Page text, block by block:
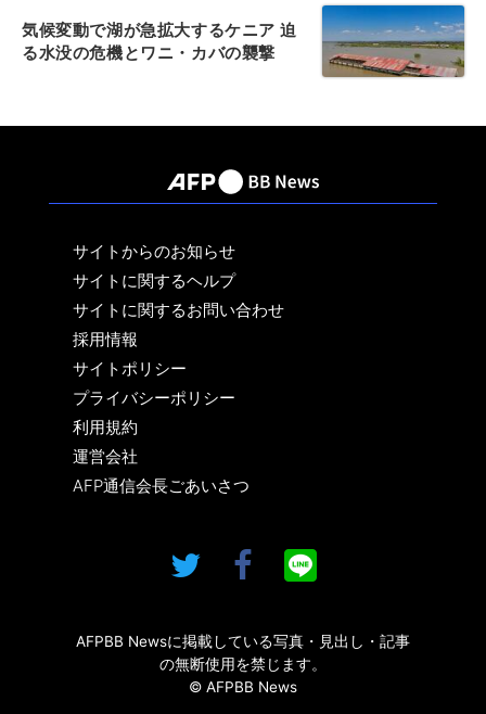
気候変動で湖が急拡大するケニア 迫
る水没の危機とワニ・カバの襲撃
サイトからのお知らせ
サイトに関するヘルプ
サイトに関するお問い合わせ
採用情報
サイトポリシー
プライバシーポリシー
利用規約
運営会社
AFP通信会長ごあいさつ
AFPBB Newsに掲載している写真・見出し・記事
の無断使用を禁じます。
© AFPBB News